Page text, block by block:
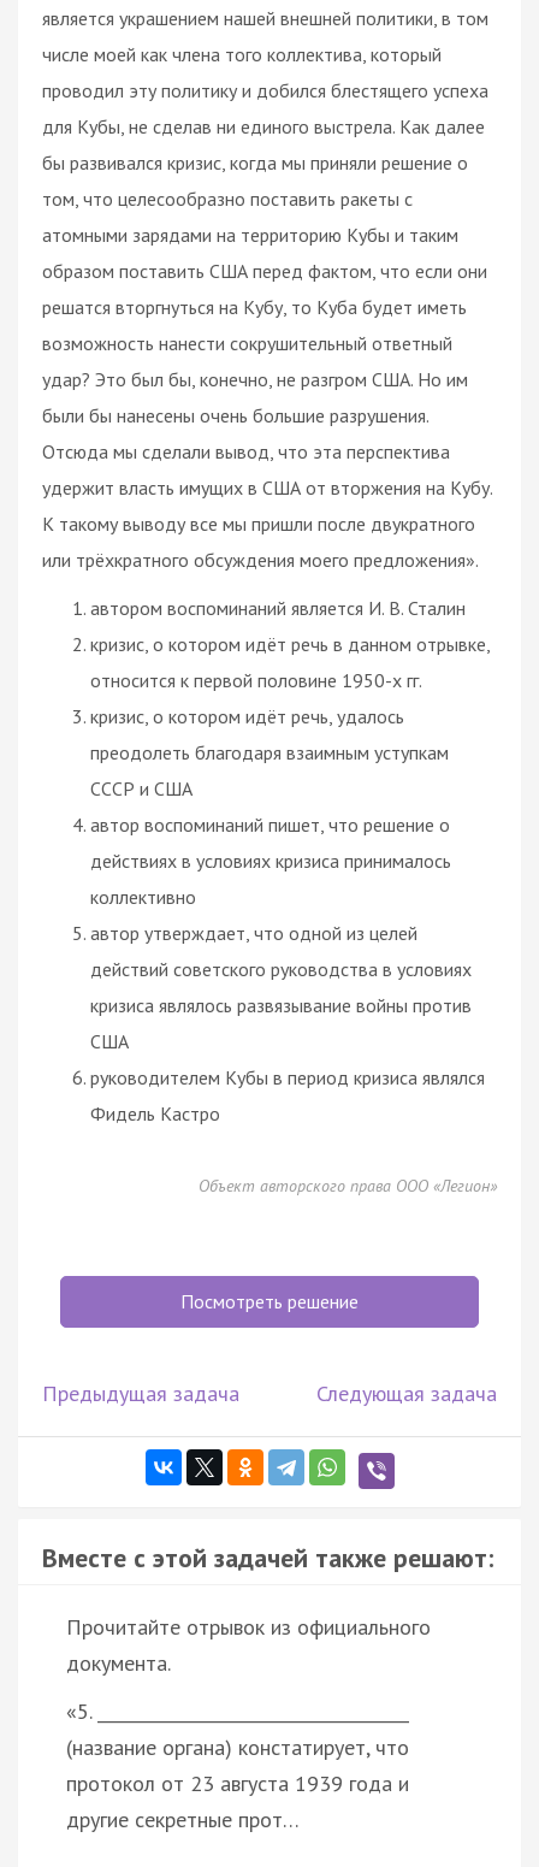
является украшением нашей внешней политики, в том
числе моей как члена того коллектива, который
проводил эту политику и добился блестящего успеха
для Кубы, не сделав ни единого выстрела. Как далее
бы развивался кризис, когда мы приняли решение о
том, что целесообразно поставить ракеты с
атомными зарядами на территорию Кубы и таким
образом поставить США перед фактом, что если они
решатся вторгнуться на Кубу, то Куба будет иметь
возможность нанести сокрушительный ответный
удар? Это был бы, конечно, не разгром США. Но им
были бы нанесены очень большие разрушения.
Отсюда мы сделали вывод, что эта перспектива
удержит власть имущих в США от вторжения на Кубу.
К такому выводу все мы пришли после двукратного
или трёхкратного обсуждения моего предложения».
автором воспоминаний является И. В. Сталин
кризис, о котором идёт речь в данном отрывке,
относится к первой половине 1950-х гг.
кризис, о котором идёт речь, удалось
преодолеть благодаря взаимным уступкам
СССР и США
автор воспоминаний пишет, что решение о
действиях в условиях кризиса принималось
коллективно
автор утверждает, что одной из целей
действий советского руководства в условиях
кризиса являлось развязывание войны против
США
руководителем Кубы в период кризиса являлся
Фидель Кастро
Объект авторского права ООО «Легион»
Посмотреть решение
Предыдущая задача Следующая задача
Вместе с этой задачей также решают:
Прочитайте отрывок из официального
документа.
«5. _____________________________________
(название органа) констатирует, что
протокол от 23 августа 1939 года и
другие секретные прот…